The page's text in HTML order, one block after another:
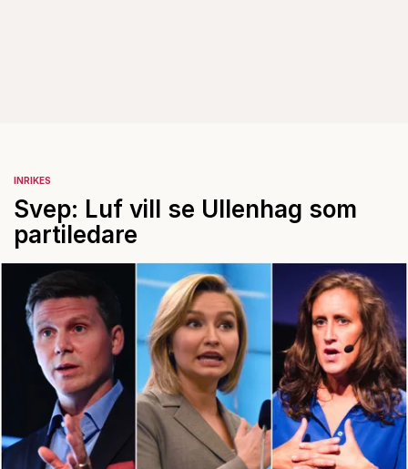
INRIKES
Svep: Luf vill se Ullenhag som
partiledare